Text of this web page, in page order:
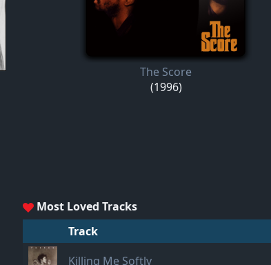
The Score
(1996)
Most Loved Tracks
Track
Killing Me Softly